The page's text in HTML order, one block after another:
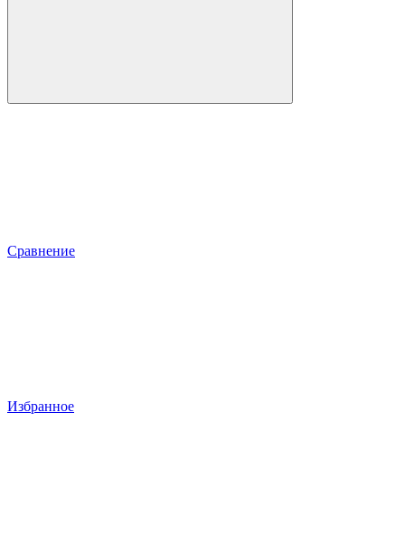
Сравнение
Избранное